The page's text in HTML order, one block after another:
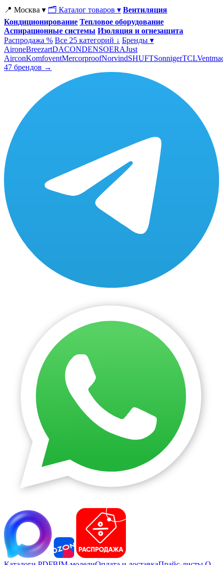
📍 Москва ▾ 🗂 Каталог товаров ▾ Вентиляция
Кондиционирование Тепловое оборудование
Аспирационные системы Изоляция и огнезащита
Распродажа % Все 25 категорий ↓ Бренды ▾
AironeBreezartDACONDENSOERAJust
AirconKomfoventMercorproofNorvindSHUFTSonnigerTCL
47 брендов →